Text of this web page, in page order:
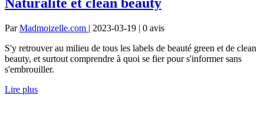
ParMadmoizelle.com | 2023-03-19 | 0 avis
S'y retrouver au milieu de tous les labels de beauté green et de clean
beauty, et surtout comprendre à quoi se fier pour s'informer sans
s'embrouiller.
Lire plus